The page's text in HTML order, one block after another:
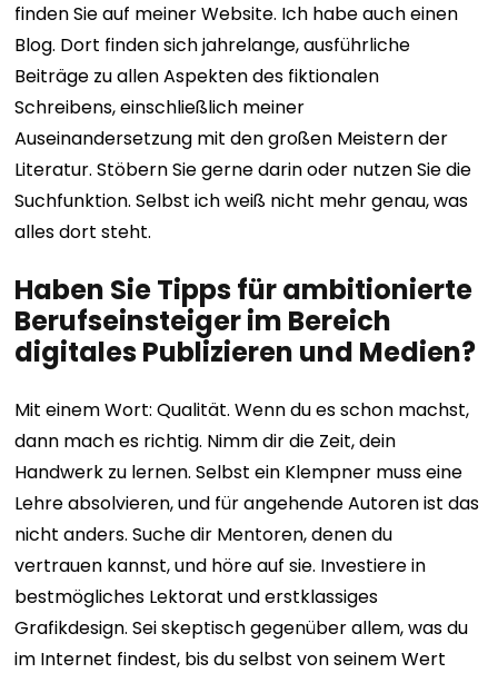
finden Sie auf meiner Website. Ich habe auch einen
Blog. Dort finden sich jahrelange, ausführliche
Beiträge zu allen Aspekten des fiktionalen
Schreibens, einschließlich meiner
Auseinandersetzung mit den großen Meistern der
Literatur. Stöbern Sie gerne darin oder nutzen Sie die
Suchfunktion. Selbst ich weiß nicht mehr genau, was
alles dort steht.
Haben Sie Tipps für ambitionierte
Berufseinsteiger im Bereich
digitales Publizieren und Medien?
Mit einem Wort: Qualität.Wenn du es schon machst,
dann mach es richtig. Nimm dir die Zeit, dein
Handwerk zu lernen. Selbst ein Klempner muss eine
Lehre absolvieren, und für angehende Autoren ist das
nicht anders. Suche dir Mentoren, denen du
vertrauen kannst, und höre auf sie. Investiere in
bestmögliches Lektorat und erstklassiges
Grafikdesign. Sei skeptisch gegenüber allem, was du
im Internet findest, bis du selbst von seinem Wert